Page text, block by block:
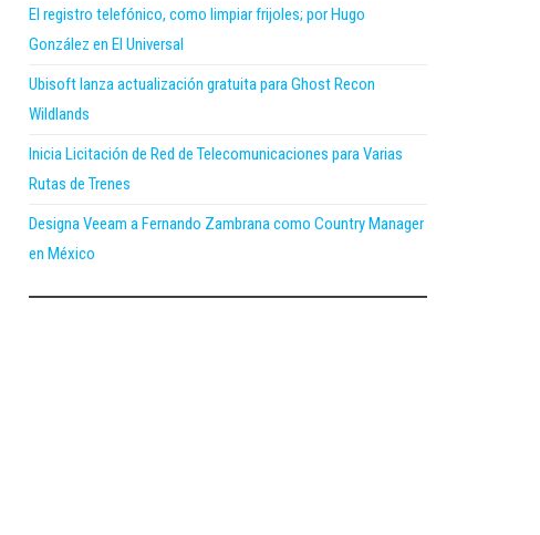
El registro telefónico, como limpiar frijoles; por Hugo
González en El Universal
Ubisoft lanza actualización gratuita para Ghost Recon
Wildlands
Inicia Licitación de Red de Telecomunicaciones para Varias
Rutas de Trenes
Designa Veeam a Fernando Zambrana como Country Manager
en México